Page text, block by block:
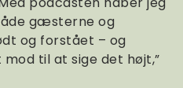
gæsterne og
og forstået – og
til at sige det højt,”